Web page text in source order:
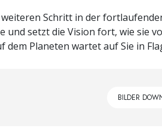
Schritt in der
setzt die Vision fort, wie sie
dem Planeten wartet auf Sie in
BILDER